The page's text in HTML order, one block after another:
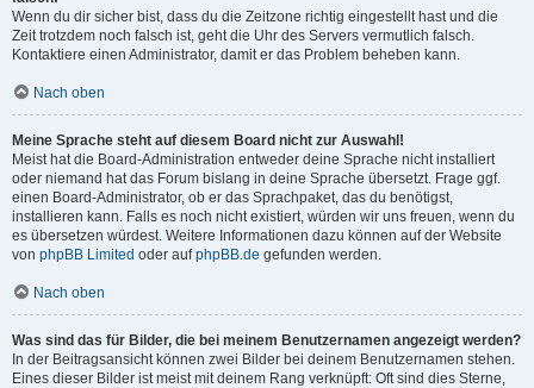
Wenn du dir sicher bist, dass du die Zeitzone richtig eingestellt hast und die
Zeit trotzdem noch falsch ist, geht die Uhr des Servers vermutlich falsch.
Kontaktiere einen Administrator, damit er das Problem beheben kann.
Nach oben
Meine Sprache steht auf diesem Board nicht zur Auswahl!
Meist hat die Board-Administration entweder deine Sprache nicht installiert
oder niemand hat das Forum bislang in deine Sprache übersetzt. Frage ggf.
einen Board-Administrator, ob er das Sprachpaket, das du benötigst,
installieren kann. Falls es noch nicht existiert, würden wir uns freuen, wenn du
es übersetzen würdest. Weitere Informationen dazu können auf der Website
von phpBB Limited oder aufphpBB.de gefunden werden.
Nach oben
Was sind das für Bilder, die bei meinem Benutzernamen angezeigt werden?
In der Beitragsansicht können zwei Bilder bei deinem Benutzernamen stehen.
Eines dieser Bilder ist meist mit deinem Rang verknüpft: Oft sind dies Sterne,